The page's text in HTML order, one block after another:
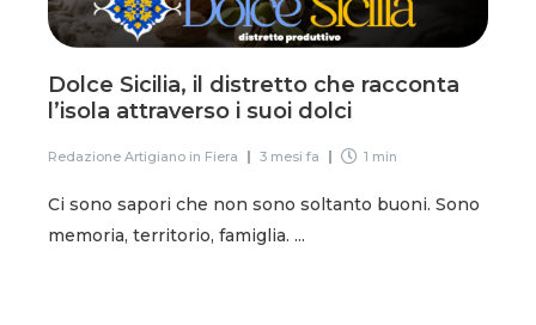
Dolce Sicilia, il distretto che racconta
l’isola attraverso i suoi dolci
Redazione Artigiano in Fiera 3 mesi fa 1 min
Ci sono sapori che non sono soltanto buoni. Sono
memoria, territorio, famiglia. ...